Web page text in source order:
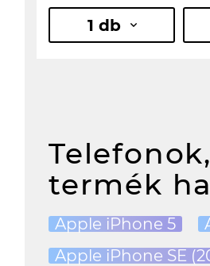
1 db
termék
Apple iPhone 5
Apple iPhone SE